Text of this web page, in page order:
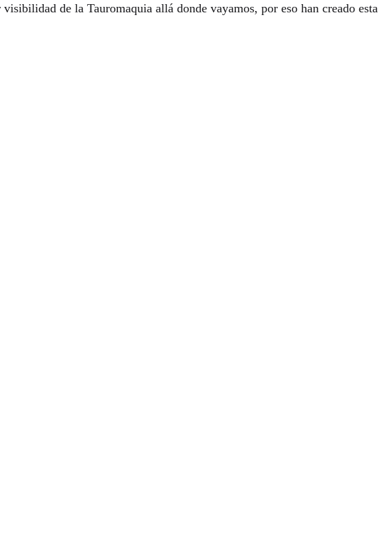
de la Tauromaquia allá donde vayamos, por eso han creado esta